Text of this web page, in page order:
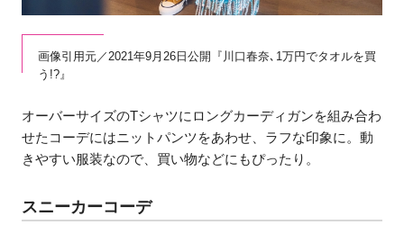
画像引用元／2021年9月26日公開『川口春奈､1万円でタオルを買
う!?』
オーバーサイズのTシャツにロングカーディガンを組み合わ
せたコーデにはニットパンツをあわせ、ラフな印象に。動
きやすい服装なので、買い物などにもぴったり。
スニーカーコーデ